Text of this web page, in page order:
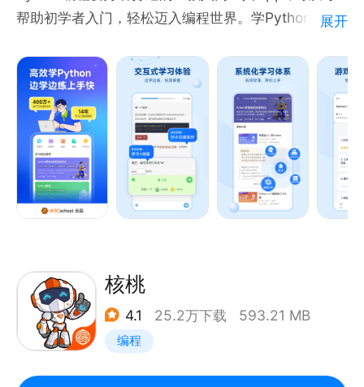
帮助初学者入门，轻松迈入编程世界。学Python，从
【零基础也能学】初学者从0到1，轻松入门；
【微课即学即练】游戏化闯关学习，学练结合，快速掌
握；
【免费教程】内容、知识点丰富，完全免费；
【Python题库】在练习中巩固，查缺补漏；
【在线编译】手机端写代码，随时随地轻松实践；
也许你需要勾搭其他学习的小伙伴，一起来个思维碰
撞，或者寻求帮助，可以加我们的客服微信号加入相关
学习小组~
● 客服微信号：bcshi666
展开
核桃
4.1 25.2万下载 593.21 MB
编程